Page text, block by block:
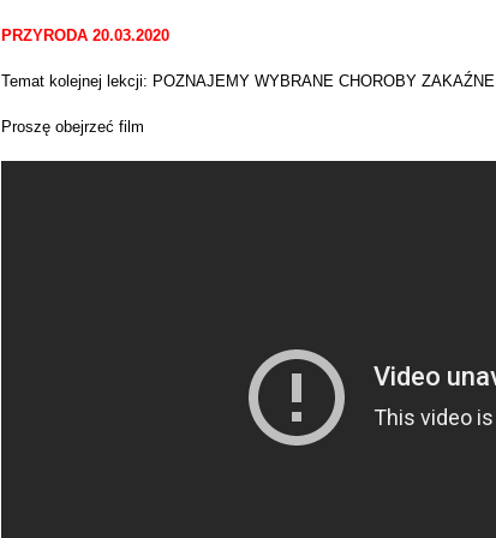
PRZYRODA 20.03.2020
Temat kolejnej lekcji: POZNAJEMY WYBRANE CHOROBY ZAKAŹNE
Proszę obejrzeć film